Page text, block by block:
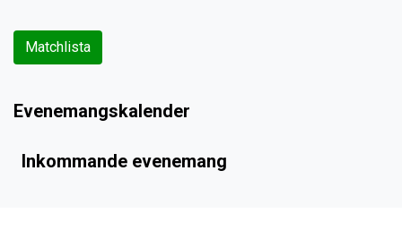
Matchlista
Evenemangskalender
Inkommande evenemang